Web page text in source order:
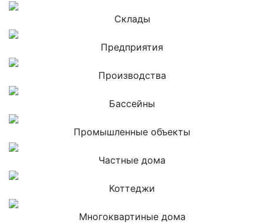
Склады
Предприятия
Производства
Бассейны
Промышленные объекты
Частные дома
Коттеджи
Многоквартиные дома